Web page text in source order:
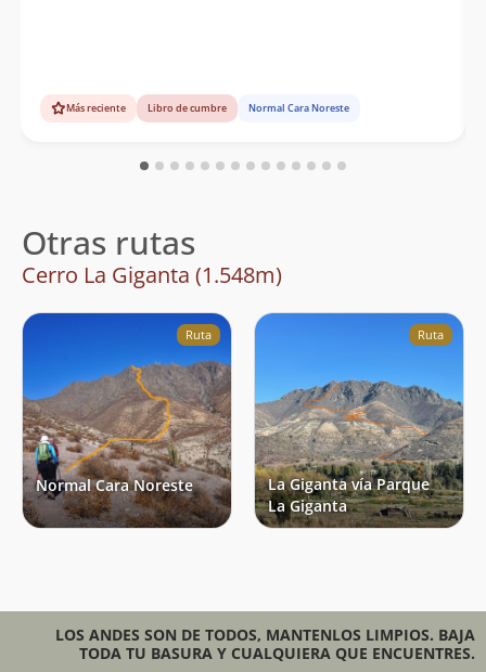
Más reciente Libro de cumbre Normal Cara Noreste
Otras rutas
Cerro La Giganta (1.548m)
Ruta
Normal Cara Noreste
Ruta
La Giganta vía Parque
La Giganta
LOS ANDES SON DE TODOS, MANTENLOS LIMPIOS. BAJA
TODA TU BASURA Y CUALQUIERA QUE ENCUENTRES.